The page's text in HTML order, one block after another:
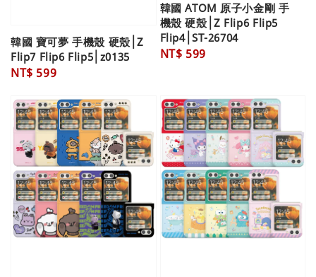
韓國 寶可夢 手機殼 硬殼│Z
Flip7 Flip6 Flip5│z0135
Regular
NT$ 599
韓國 ATOM 原子小金剛 手
機殼 硬殼│Z Flip6 Flip5
Flip4│ST-26704
Regular
NT$ 599